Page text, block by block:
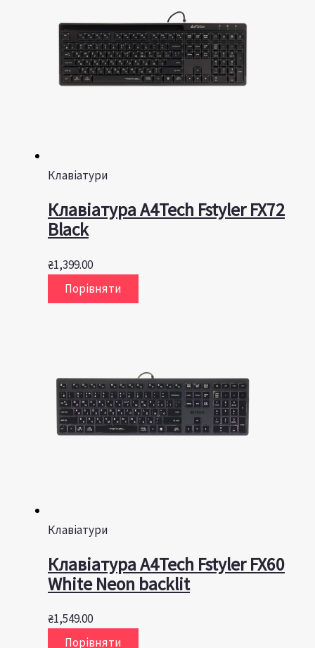
Клавіатури
Клавіатура A4Tech Fstyler FX72
Black
₴1,399.00
Порівняти
Клавіатури
Клавіатура A4Tech Fstyler FX60
White Neon backlit
₴1,549.00
Порівняти